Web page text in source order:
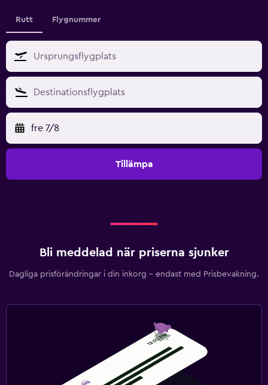
Rutt Flygnummer
fre 7/8
Tillämpa
Bli meddelad när priserna sjunker
Dagliga prisförändringar i din inkorg – endast med Prisbevakning.